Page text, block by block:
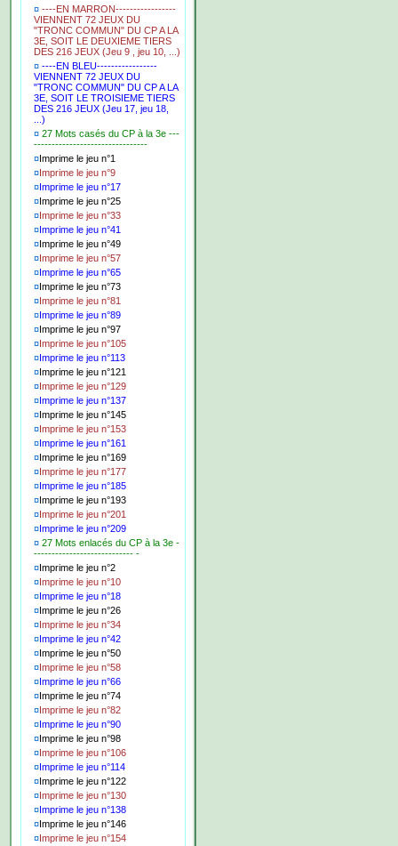
¤ ----EN MARRON-----------------
VIENNENT 72 JEUX DU
"TRONC COMMUN" DU CP A LA
3E, SOIT LE DEUXIEME TIERS
DES 216 JEUX (Jeu 9 , jeu 10, ...)
¤ ----EN BLEU-----------------
VIENNENT 72 JEUX DU
"TRONC COMMUN" DU CP A LA
3E, SOIT LE TROISIEME TIERS
DES 216 JEUX (Jeu 17, jeu 18,
...)
¤ 27 Mots casés du CP à la 3e ---
--------------------------------
¤Imprime le jeu n°1
¤Imprime le jeu n°9
¤Imprime le jeu n°17
¤Imprime le jeu n°25
¤Imprime le jeu n°33
¤Imprime le jeu n°41
¤Imprime le jeu n°49
¤Imprime le jeu n°57
¤Imprime le jeu n°65
¤Imprime le jeu n°73
¤Imprime le jeu n°81
¤Imprime le jeu n°89
¤Imprime le jeu n°97
¤Imprime le jeu n°105
¤Imprime le jeu n°113
¤Imprime le jeu n°121
¤Imprime le jeu n°129
¤Imprime le jeu n°137
¤Imprime le jeu n°145
¤Imprime le jeu n°153
¤Imprime le jeu n°161
¤Imprime le jeu n°169
¤Imprime le jeu n°177
¤Imprime le jeu n°185
¤Imprime le jeu n°193
¤Imprime le jeu n°201
¤Imprime le jeu n°209
¤ 27 Mots enlacés du CP à la 3e -
---------------------------- -
¤Imprime le jeu n°2
¤Imprime le jeu n°10
¤Imprime le jeu n°18
¤Imprime le jeu n°26
¤Imprime le jeu n°34
¤Imprime le jeu n°42
¤Imprime le jeu n°50
¤Imprime le jeu n°58
¤Imprime le jeu n°66
¤Imprime le jeu n°74
¤Imprime le jeu n°82
¤Imprime le jeu n°90
¤Imprime le jeu n°98
¤Imprime le jeu n°106
¤Imprime le jeu n°114
¤Imprime le jeu n°122
¤Imprime le jeu n°130
¤Imprime le jeu n°138
¤Imprime le jeu n°146
¤Imprime le jeu n°154